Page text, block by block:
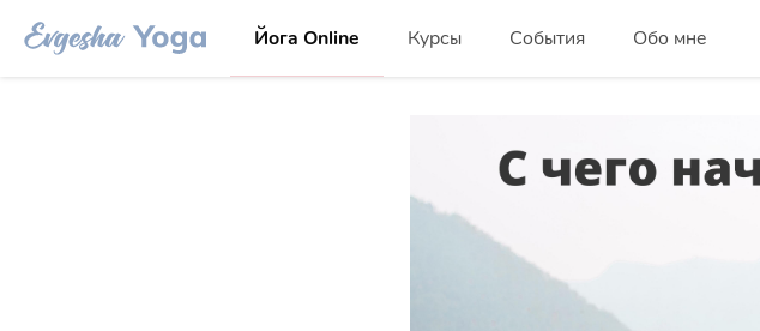
Йога Online Курсы События Обо мне